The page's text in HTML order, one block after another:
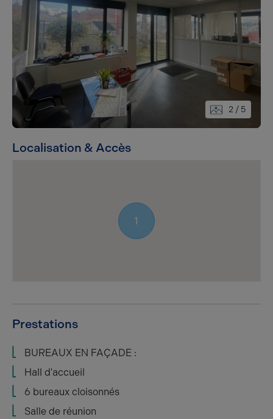
2 / 5
Localisation & Accès
1
Prestations
BUREAUX EN FAÇADE :
Hall d'accueil
6 bureaux cloisonnés
Salle de réunion